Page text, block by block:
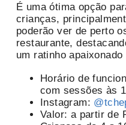
É uma ótima opção
crianças,
poderão ver de perto
restaurante,
um ratinho apaixonado
Horário de
com sessões às
Instagram:
Valor: a partir de